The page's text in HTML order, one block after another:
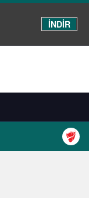
İNDİR